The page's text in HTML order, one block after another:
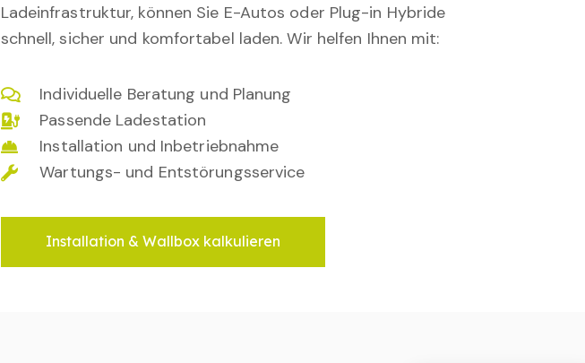
Ladeinfrastruktur, können Sie E-Autos oder Plug-in Hybride
schnell, sicher und komfortabel laden. Wir helfen Ihnen mit:
Individuelle Beratung und Planung
Passende Ladestation
Installation und Inbetriebnahme
Wartungs- und Entstörungsservice
Installation & Wallbox kalkulieren